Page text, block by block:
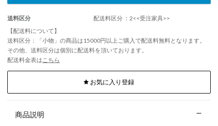
送料区分
配送料区分 ：2<<受注家具>>
【配送料について】
送料区分：「小物」の商品は15000円以上ご購入で配送料無料となります。
その他、送料区分は個別に配送料を頂いております。
配送料金表は こちら
お気に入り登録
商品説明